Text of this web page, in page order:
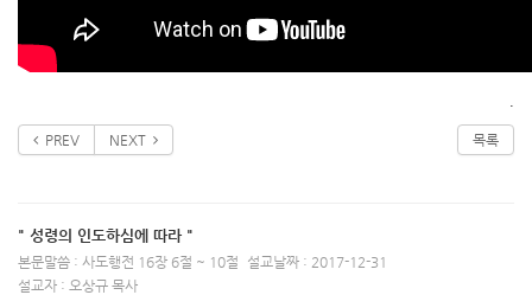
.
PREV NEXT 목록
" 성령의 인도하심에 따라 "
본문말씀 : 사도행전 16장 6절 ~ 10절
설교날짜 : 2017-12-31
설교자 : 오상규 목사